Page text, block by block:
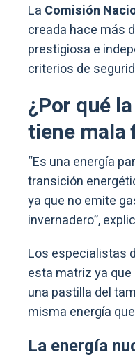
La Comisión
creada hace más
prestigiosa e
criterios de
¿Por qué
tiene mala
“Es una energía
transición
ya que no emite
invernadero”,
Los especialistas
esta matriz ya que
una pastilla del
misma energía
La energía